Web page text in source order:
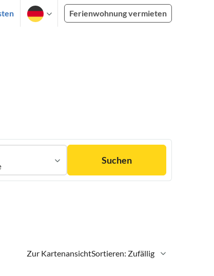
Ferienwohnung vermieten
Suchen
Zur KartenansichtSortieren: Zufällig